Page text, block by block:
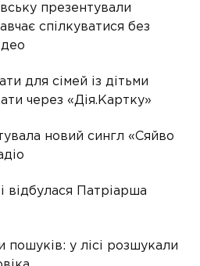
презентували
спілкуватися без
для сімей із дітьми
через «Дія.Картку»
новий сингл «Сяйво
відбулася Патріарша
пошуків: у лісі розшукали